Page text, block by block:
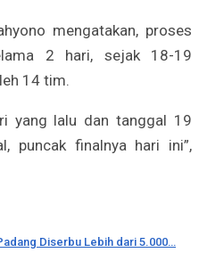
mengatakan, proses
2 hari, sejak 18-19
14 tim.
yang lalu dan tanggal 19
puncak finalnya hari ini”,
Diserbu Lebih dari 5.000…